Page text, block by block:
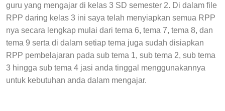
guru yang mengajar di kelas 3 SD semester 2. Di dalam file
RPP daring kelas 3 ini saya telah menyiapkan semua RPP
nya secara lengkap mulai dari tema 6, tema 7, tema 8, dan
tema 9 serta di dalam setiap tema juga sudah disiapkan
RPP pembelajaran pada sub tema 1, sub tema 2, sub tema
3 hingga sub tema 4 jasi anda tinggal menggunakannya
untuk kebutuhan anda dalam mengajar.